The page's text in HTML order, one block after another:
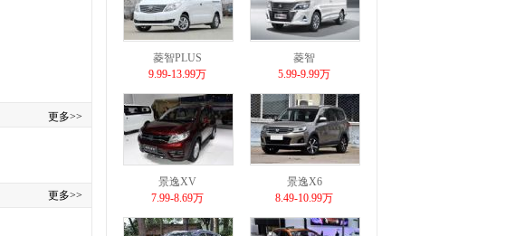
更多>>
更多>>
菱智PLUS
9.99-13.99万
菱智
5.99-9.99万
景逸XV
7.99-8.69万
景逸X6
8.49-10.99万